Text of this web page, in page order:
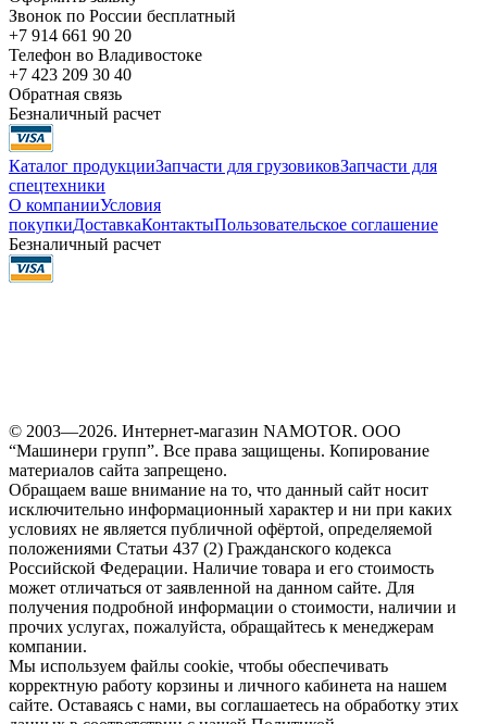
Звонок по России бесплатный
+7 914 661 90 20
Телефон во Владивостоке
+7 423 209 30 40
Обратная связь
Безналичный расчет
Каталог продукцииЗапчасти для грузовиковЗапчасти для
спецтехники
О компанииУсловия
покупкиДоставкаКонтактыПользовательское соглашение
Безналичный расчет
© 2003—2026. Интернет-магазин NAMOTOR. ООО
“Машинери групп”. Все права защищены. Копирование
материалов сайта запрещено.
Обращаем ваше внимание на то, что данный сайт носит
исключительно информационный характер и ни при каких
условиях не является публичной офёртой, определяемой
положениями Статьи 437 (2) Гражданского кодекса
Российской Федерации. Наличие товара и его стоимость
может отличаться от заявленной на данном сайте. Для
получения подробной информации о стоимости, наличии и
прочих услугах, пожалуйста, обращайтесь к менеджерам
компании.
Мы используем файлы cookie, чтобы обеспечивать
корректную работу корзины и личного кабинета на нашем
сайте. Оставаясь с нами, вы соглашаетесь на обработку этих